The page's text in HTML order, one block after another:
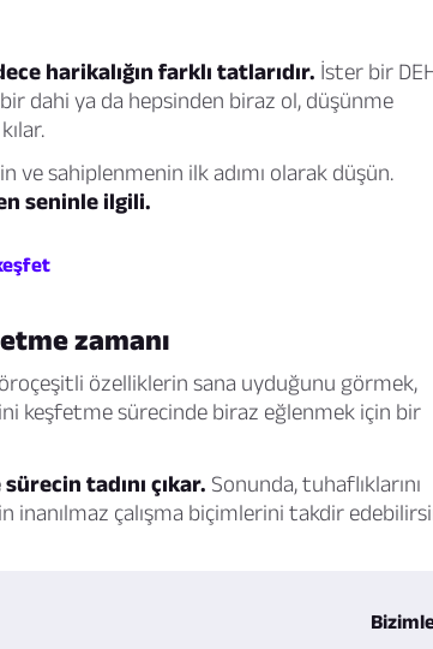
harikalığın farklı tatlarıdır. İster bir
dahi ya da hepsinden biraz ol, düşünme
sahiplenmenin ilk adımı olarak düşün.
seninle ilgili.
zamanı
özelliklerin sana uyduğunu görmek,
keşfetme sürecinde biraz eğlenmek için bir
tadını çıkar. Sonunda, tuhaflıklarını
inanılmaz çalışma biçimlerini takdir